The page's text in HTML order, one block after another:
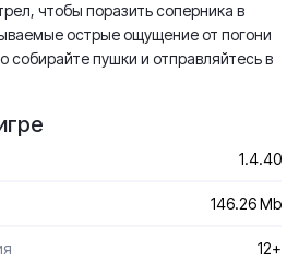
чтобы поразить соперника в
острые ощущение от погони
собирайте пушки и отправляйтесь в
1.4.40
146.26 Mb
12+